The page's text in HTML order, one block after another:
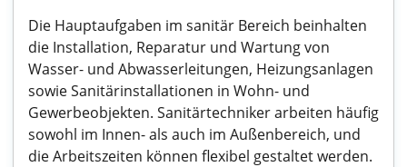
Die Hauptaufgaben im sanitär Bereich beinhalten
die Installation, Reparatur und Wartung von
Wasser- und Abwasserleitungen, Heizungsanlagen
sowie Sanitärinstallationen in Wohn- und
Gewerbeobjekten. Sanitärtechniker arbeiten häufig
sowohl im Innen- als auch im Außenbereich, und
die Arbeitszeiten können flexibel gestaltet werden.